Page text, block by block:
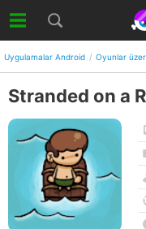
Uygulamalar Android Oyunlar
Stranded on a